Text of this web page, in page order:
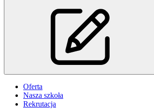
Oferta
Nasza szkoła
Rekrutacja